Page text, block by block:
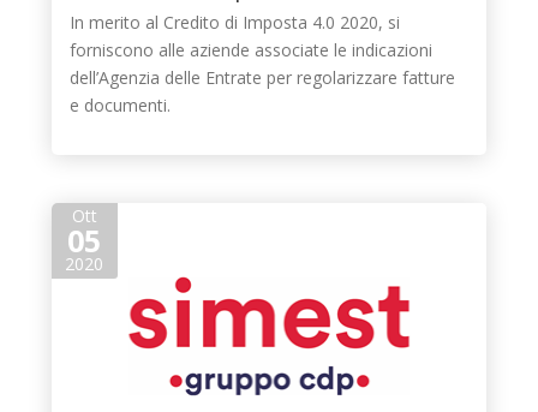
In merito al Credito di Imposta 4.0 2020, si
forniscono alle aziende associate le indicazioni
dell’Agenzia delle Entrate per regolarizzare fatture
e documenti.
Ott
05
2020